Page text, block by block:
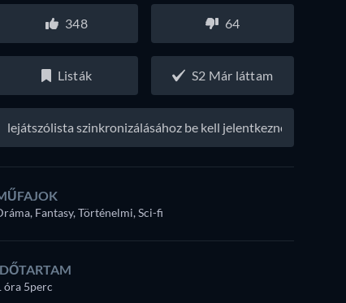
348 64
Listák S2 Már láttam
A lejátszólista szinkronizálásához be kell jelentkezned
Fantasy, Történelmi, Sci-fi
óra 5perc